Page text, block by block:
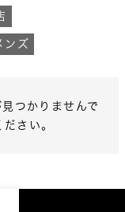
ンズ
つかりませんで
さい。